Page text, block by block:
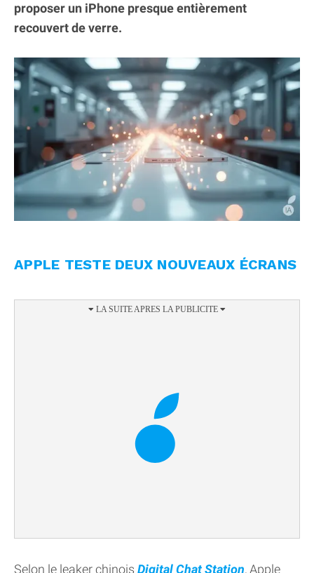
proposer un iPhone presque entièrement
recouvert de verre.
APPLE TESTE DEUX NOUVEAUX ÉCRANS
Selon le leaker chinois Digital Chat Station, Apple